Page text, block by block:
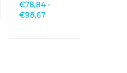
€78,84 -
€98,67Prijsklasse: